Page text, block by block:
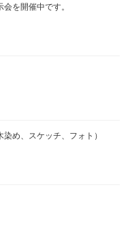
を開催中です。
め、スケッチ、フォト）